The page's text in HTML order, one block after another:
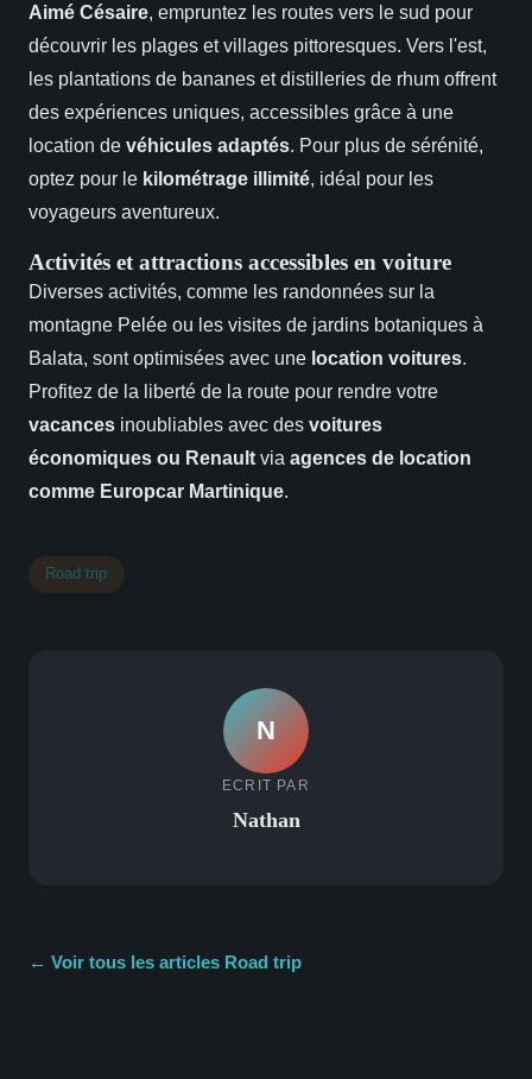
Aimé Césaire, empruntez les routes vers le sud pour
découvrir les plages et villages pittoresques. Vers l'est,
les plantations de bananes et distilleries de rhum offrent
des expériences uniques, accessibles grâce à une
location de véhicules adaptés. Pour plus de sérénité,
optez pour le kilométrage illimité, idéal pour les
voyageurs aventureux.
Activités et attractions accessibles en voiture
Diverses activités, comme les randonnées sur la
montagne Pelée ou les visites de jardins botaniques à
Balata, sont optimisées avec une location voitures.
Profitez de la liberté de la route pour rendre votre
vacances inoubliables avec des voitures
économiques ou Renault via agences de location
comme Europcar Martinique.
Road trip
N
ECRIT PAR
Nathan
← Voir tous les articles Road trip